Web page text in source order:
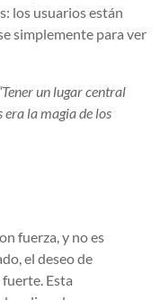
los usuarios están
simplemente para ver
un lugar central
era la magia de los
fuerza, y no es
el deseo de
Esta